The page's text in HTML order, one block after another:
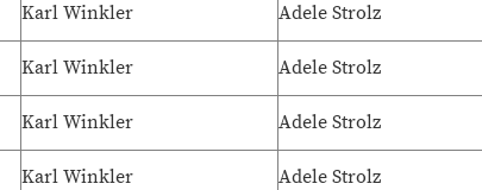
Karl Winkler Adele Strolz
Karl Winkler Adele Strolz
Karl Winkler Adele Strolz
Karl Winkler Adele Strolz